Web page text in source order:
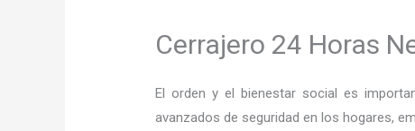
Cerrajero 24 Horas
El orden y el bienestar social es
avanzados de seguridad en los hogares,